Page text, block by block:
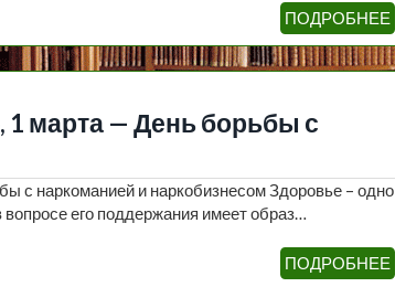
ПОДРОБНЕЕ
1 марта — День борьбы с
с наркоманией и наркобизнесом Здоровье – одно
его поддержания имеет образ…
ПОДРОБНЕЕ